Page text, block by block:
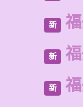
新
新
新